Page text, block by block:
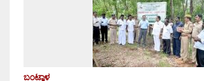
ಬಂಟ್ವಾಳ